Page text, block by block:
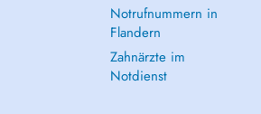
Notrufnummern in
Flandern
Zahnärzte im
Notdienst